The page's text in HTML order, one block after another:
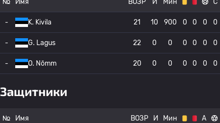
№ Имя ВОЗР И Мин С
- K. Kivila 21 10 900 0 0 0 0
- G. Lagus 22 0 0 0 0 0 0
- O. Nõmm 20 0 0 0 0 0 0
Защитники
№ Имя ВОЗР И Мин А